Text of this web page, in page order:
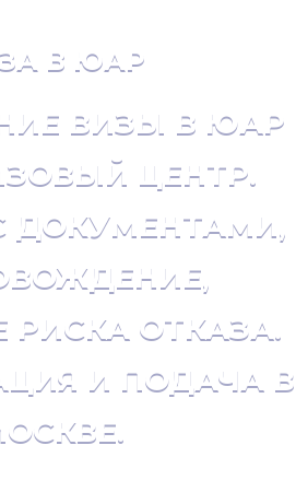
В ЮАР
ВИЗЫ В ЮАР
ЦЕНТР.
ОТКАЗА.
И ПОДАЧА В